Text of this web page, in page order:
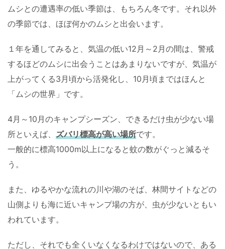
ムシとの遭遇率の低い季節は、もちろん冬です。それ以外
の季節では、ほぼ何かのムシと出会います。
１年を通してみると、気温の低い12月～2月の間は、警戒
するほどのムシに出会うことはあまりないですが、気温が
上がってくる3月頃から活発化し、10月頃まではほんと
「ムシの世界」です。
4月～10月のキャンプシーズン、できるだけ虫が少ない場
所といえば、 ズバリ標高が高い場所です。
一般的に標高1000m以上になると蚊の数がぐっと減るそ
う。
また、ゆるやかな流れの川や湖のそば、林間サイトなどの
山側よりも海に近いキャンプ場の方が、虫が少ないともい
われています。
ただし、それでも全くいなくなるわけではないので、ある